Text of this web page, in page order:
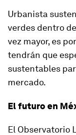
Urbanista
verdes dentro
vez mayor, es
tendrán que
sustentables
mercado.
El futuro en
El Observatorio